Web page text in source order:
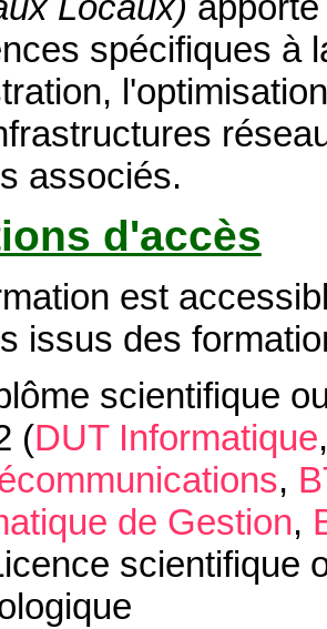
spécifiques à
associés.
d'accès
est
issus des
scientifique
(DUT Informatique
,
de Gestion,
scientifique